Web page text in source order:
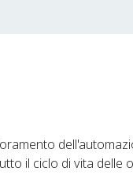
il ciclo di vita delle